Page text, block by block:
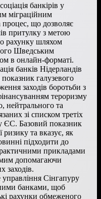
банкірів у
міграційним
процес, що дозволяє
притулку з метою
рахунку шляхом
Шведським
в онлайн-форматі.
банків Нідерландів
галузевого
заходів боротьби з
тероризму
нейтрального та
зі списком третіх
ЄС. Базовий показник
ризику та вказує, як
підходити до
прикладами
допомагаючи
заходів.
Сінгапуру
банками, щоб
рахунки обмеженого